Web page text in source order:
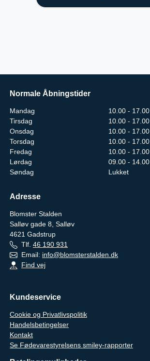
Normale Åbningstider
Mandag
10.00 - 17.00
Tirsdag
10.00 - 17.00
Onsdag
10.00 - 17.00
Torsdag
10.00 - 17.00
Fredag
10.00 - 17.00
Lørdag
09.00 - 14.00
Søndag
Lukket
Adresse
Blomster Stalden
Salløv gade 8, Salløv
4621 Gadstrup
Tlf. 46 190 931
Email: info@blomsterstalden.dk
Find vej
Kundeservice
Cookie og Privatlivspolitik
Handelsbetingelser
Kontakt
Se Fødevarestyrelsens smiley-rapporter